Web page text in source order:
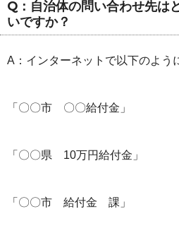
Q：自治体の問い合わせ先は
いですか？
A：インターネットで以下のよう
「〇〇市 〇〇給付金」
「〇〇県 10万円給付金」
「〇〇市 給付金 課」